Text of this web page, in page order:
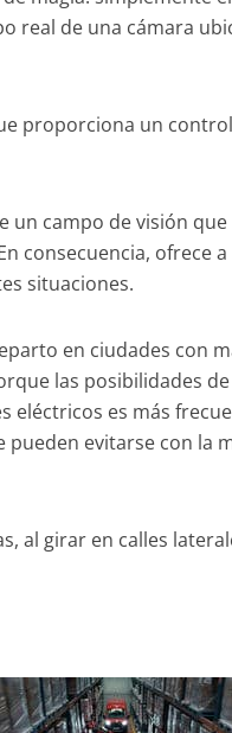
real de una cámara
proporciona un control
un campo de visión que
consecuencia, ofrece a
situaciones.
en ciudades con
las posibilidades de
eléctricos es más
pueden evitarse con la
al girar en calles